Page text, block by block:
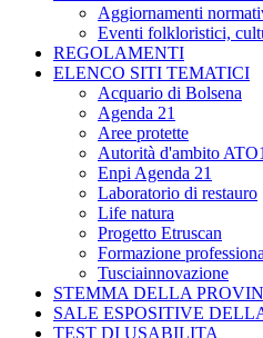
Aggiornamenti
Eventi folkloristici,
REGOLAMENTI
ELENCO SITI TEMATICI
Acquario di Bolsena
Agenda 21
Aree protette
Autorità d'ambito ATO1
Enpi Agenda 21
Laboratorio di restauro
Life natura
Progetto Etruscan
Formazione
Tusciainnovazione
STEMMA DELLA
SALE ESPOSITIVE
TEST DI USABILITA